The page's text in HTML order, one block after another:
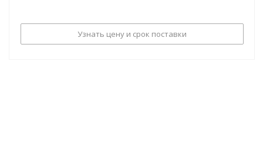
Узнать цену и срок поставки